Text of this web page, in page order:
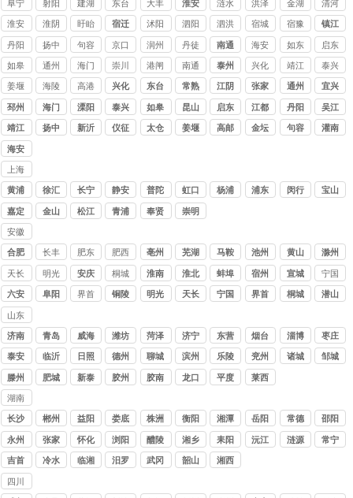
阜宁 射阳 建湖 东台 大丰 淮安 涟水 洪泽 金湖 清河
淮安 淮阴 盱眙 宿迁 沭阳 泗阳 泗洪 宿城 宿豫 镇江
丹阳 扬中 句容 京口 润州 丹徒 南通 海安 如东 启东
如皋 通州 海门 崇川 港闸 南通 泰州 兴化 靖江 泰兴
姜堰 海陵 高港 兴化 东台 常熟 江阴
张家
港
通州 宜兴
邳州 海门 溧阳 泰兴 如皋 昆山 启东 江都 丹阳 吴江
靖江 扬中 新沂 仪征 太仓 姜堰 高邮 金坛 句容 灌南
海安
上海
讨债
公司
黄浦 徐汇 长宁 静安 普陀 虹口 杨浦 浦东 闵行 宝山
嘉定 金山 松江 青浦 奉贤 崇明
安徽
讨债
公司
合肥 长丰 肥东 肥西 亳州 芜湖
马鞍
山
池州 黄山 滁州
天长 明光 安庆 桐城 淮南 淮北 蚌埠 宿州 宣城 宁国
六安 阜阳 界首 铜陵 明光 天长 宁国 界首 桐城 潜山
山东
讨债
公司
济南 青岛 威海 潍坊 菏泽 济宁 东营 烟台 淄博 枣庄
泰安 临沂 日照 德州 聊城 滨州 乐陵 兖州 诸城 邹城
滕州 肥城 新泰 胶州 胶南 龙口 平度 莱西
湖南
讨债
公司
长沙 郴州 益阳 娄底 株洲 衡阳 湘潭 岳阳 常德 邵阳
永州
张家
界
怀化 浏阳 醴陵 湘乡 耒阳 沅江 涟源 常宁
吉首
冷水
临湘 汨罗 武冈 韶山 湘西
四川